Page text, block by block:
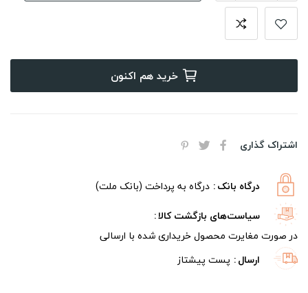
خرید هم اکنون
اشتراک گذاری
درگاه بانک درگاه به پرداخت (بانک ملت)
سیاست‌های بازگشت کالا
در صورت مغایرت محصول خریداری شده با ارسالی
ارسال پست پیشتاز